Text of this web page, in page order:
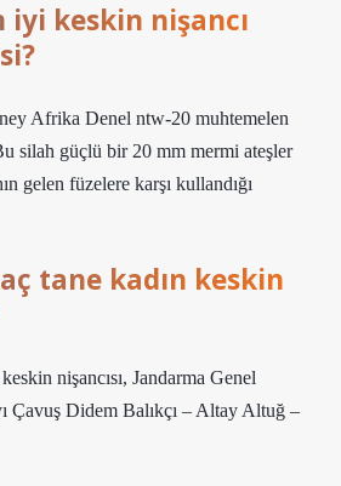
iyi keskin nişancı
Afrika Denel ntw-20 muhtemelen
silah güçlü bir 20 mm mermi ateşler
gelen füzelere karşı kullandığı
tane kadın keskin
nişancısı, Jandarma Genel
Çavuş Didem Balıkçı – Altay Altuğ –